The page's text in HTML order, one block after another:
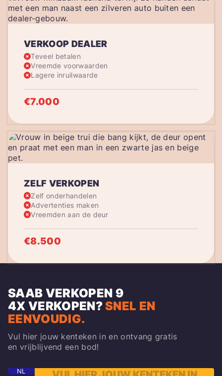
VERKOOP DEALER
Teveel betalen
Vreemde voorwaarden
Lagere inruilwaarde
€7.000
ZELF VERKOPEN
Zelf onderhandelen
Advertenties maken
Vreemden aan de deur
€8.500
SAAB VERKOPEN 9
4X VERKOPEN?SNEL EN
EENVOUDIG.
Vul hier jouw kenteken in en ontvang gratis
en vrijblijvend een bod!
NL